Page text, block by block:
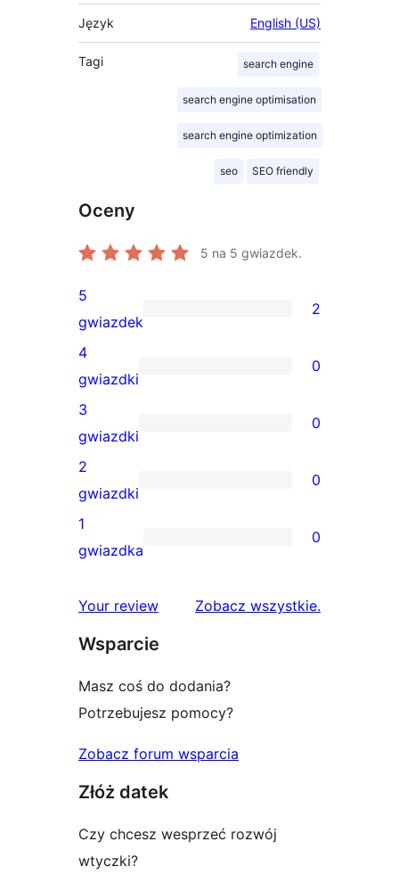
Język English (US)
Tagi search engine
search engine optimisation
search engine optimization
seo SEO friendly
Oceny
5 na 5 gwiazdek.
2
recenzje
5-
gwiazdkowe
5
gwiazdek
2
0
recenzji
4-
gwiazdkowych
4
gwiazdki
0
0
recenzji
3-
gwiazdkowych
3
gwiazdki
0
0
recenzji
2-
2
gwiazdki
0
0
1-
1
gwiazdka
0
Your review Zobacz wszystkierecenzje
.
Wsparcie
Masz coś do dodania?
Potrzebujesz pomocy?
Zobacz forum wsparcia
Złóż datek
Czy chcesz wesprzeć rozwój
wtyczki?